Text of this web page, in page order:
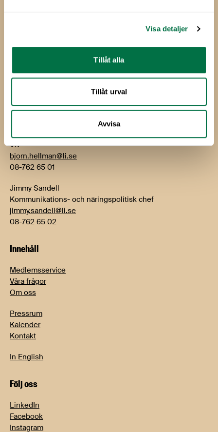
Visa detaljer
Tillåt alla
Tillåt urval
Avvisa
Livsmedelsföretagen
E-post:info@li.se
Kontakt
VD
bjorn.hellman@li.se
08-762 65 01
Jimmy Sandell
Kommunikations- och näringspolitisk chef
jimmy.sandell@li.se
08-762 65 02
Innehåll
Medlemsservice
Våra frågor
Om oss
Pressrum
Kalender
Kontakt
In English
Följ oss
LinkedIn
Facebook
Instagram